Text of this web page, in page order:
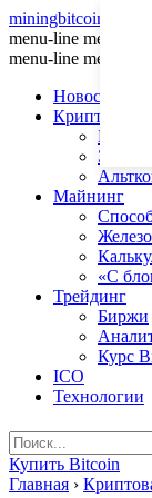
miningbitcoinguide
menu-line menu-line
menu-line menu-line
Новости
Биткоин
Майнинг
Железо
«С
Трейдинг
Биржи
Курс
ICO
Технологии
Купить Bitcoin
Главная ›